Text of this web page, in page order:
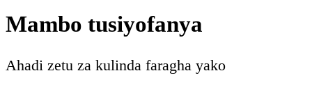
Mambo tusiyofanya
Ahadi zetu za kulinda faragha yako